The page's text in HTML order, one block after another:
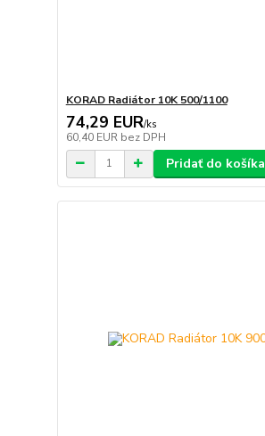
KORAD Radiátor 10K 500/1100
74,29 EUR/ks
60,40 EUR bez DPH
Pridať do košíka